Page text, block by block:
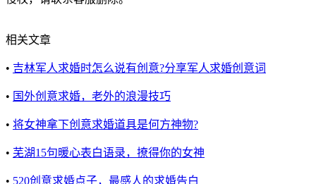
相关文章
• 吉林军人求婚时怎么说有创意?分享军人求婚创意词
• 国外创意求婚，老外的浪漫技巧
• 将女神拿下创意求婚道具是何方神物?
• 芜湖15句暖心表白语录，撩得你的女神
• 520创意求婚点子，最感人的求婚告白